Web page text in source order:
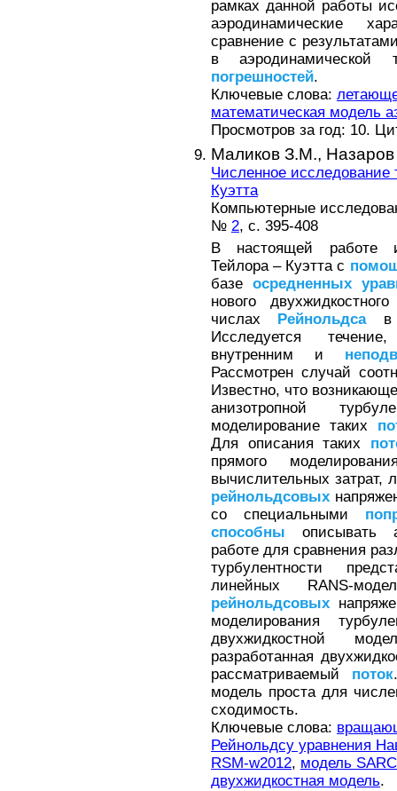
рамках данной работы
аэродинамические
сравнение с
в
погрешностей.
Ключевые слова:
математическая модель
Просмотров за год: 10.
Маликов З.М.,
Численное исследование
Куэтта
Компьютерные
№ 2, с. 395-408
В настоящей работе
Тейлора – Куэтта с
базе осредненных
нового
числах
Рейнольдсав
Исследуется
внутренним и
Рассмотрен случай
Известно, что
анизотропной
моделирование таких
Для описания таких
прямого
вычислительных затрат,
рейнольдсовых
со специальными
способны описывать
работе для сравнения
турбулентности
линейных RANS-
рейнольдсовых
моделирования
двухжидкостной
разработанная
рассматриваемый поток
модель проста для
сходимость.
Ключевые слова:
Рейнольдсу уравнения
RSM-w2012, модель SARC
двухжидкостная модель.